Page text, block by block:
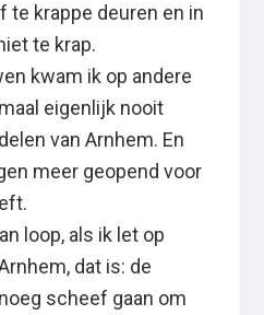
te krappe deuren en in
te krap.
kwam ik op andere
eigenlijk nooit
van Arnhem. En
meer geopend voor
loop, als ik let op
dat is: de
scheef gaan om